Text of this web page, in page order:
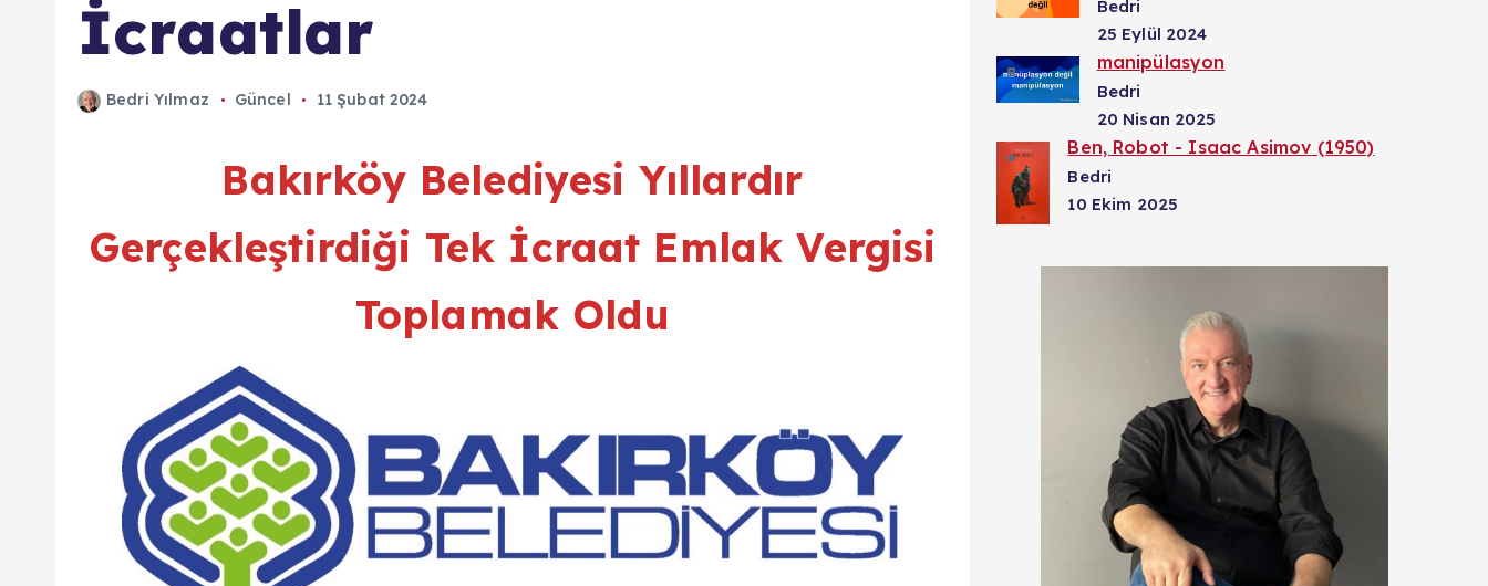
İcraatlar
Bedri Yılmaz Güncel 11 Şubat 2024
Bakırköy Belediyesi Yıllardır
Gerçekleştirdiği Tek İcraat Emlak Vergisi
Toplamak Oldu
Bedri
25 Eylül 2024
manipülasyon
Bedri
20 Nisan 2025
Ben, Robot - Isaac Asimov (1950)
Bedri
10 Ekim 2025